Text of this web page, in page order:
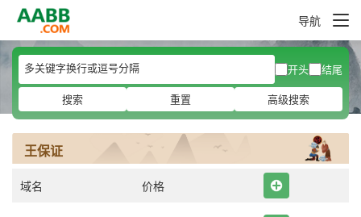
导航
开头
结尾
搜索
重置 高级搜索
王保证
域名 价格